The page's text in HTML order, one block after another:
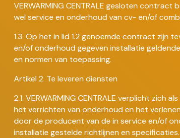
VERWARMING CENTRALE gesloten
wel service en onderhoud van cv- en/of
1.3. Op het in lid 1.2 genoemde contract zijn
en/of onderhoud gegeven installatie
en normen van toepassing.
Artikel 2. Te leveren diensten
2.1. VERWARMING CENTRALE verplicht zich
het verrichten van onderhoud en het
door de producent van de in service en/of
installatie gestelde richtlijnen en specificaties.